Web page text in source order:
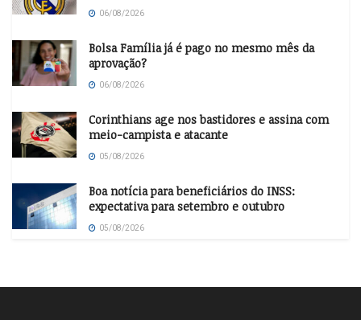
06/08/2026
Bolsa Família já é pago no mesmo mês da
aprovação?
06/08/2026
Corinthians age nos bastidores e assina com
meio-campista e atacante
05/08/2026
Boa notícia para beneficiários do INSS:
expectativa para setembro e outubro
05/08/2026